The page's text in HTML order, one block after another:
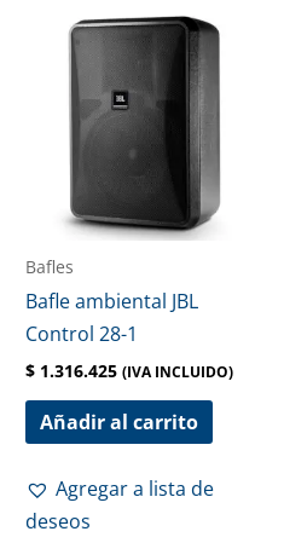
Bafles
Bafle ambiental JBL
Control 28-1
$ 1.316.425 (IVA INCLUIDO)
Añadir al carrito
Agregar a lista de
deseos